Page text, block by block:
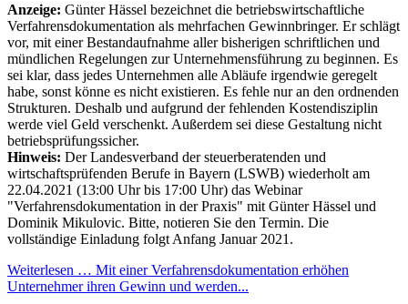
Anzeige: Günter Hässel bezeichnet die betriebswirtschaftliche
Verfahrensdokumentation als mehrfachen Gewinnbringer. Er schlägt
vor, mit einer Bestandaufnahme aller bisherigen schriftlichen und
mündlichen Regelungen zur Unternehmensführung zu beginnen. Es
sei klar, dass jedes Unternehmen alle Abläufe irgendwie geregelt
habe, sonst könne es nicht existieren. Es fehle nur an den ordnenden
Strukturen. Deshalb und aufgrund der fehlenden Kostendisziplin
werde viel Geld verschenkt. Außerdem sei diese Gestaltung nicht
betriebsprüfungssicher.
Hinweis: Der Landesverband der steuerberatenden und
wirtschaftsprüfenden Berufe in Bayern (LSWB) wiederholt am
22.04.2021 (13:00 Uhr bis 17:00 Uhr) das Webinar
"Verfahrensdokumentation in der Praxis" mit Günter Hässel und
Dominik Mikulovic. Bitte, notieren Sie den Termin. Die
vollständige Einladung folgt Anfang Januar 2021.
Weiterlesen … Mit einer Verfahrensdokumentation erhöhen
Unternehmer ihren Gewinn und werden...